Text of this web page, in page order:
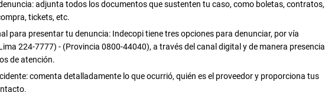
adjunta todos los documentos que sustenten tu caso, como boletas, contratos,
tickets, etc.
para presentar tu denuncia: Indecopi tiene tres opciones para denunciar, por vía
224-7777) - (Provincia 0800-44040), a través del canal digital y de manera presencial
de atención.
comenta detalladamente lo que ocurrió, quién es el proveedor y proporciona tus